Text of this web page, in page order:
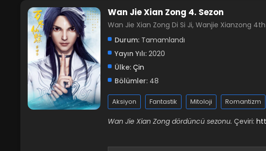
Wan Jie Xian Zong 4. Sezon
Wan Jie Xian Zong Di Si Ji, Wanjie Xianzong 4th
Durum: Tamamlandı
Yayın Yılı: 2020
Ülke: Çin
Bölümler: 48
Aksiyon Fantastik Mitoloji Romantizm
Wan Jie Xian Zong dördüncü sezonu. Çeviri: